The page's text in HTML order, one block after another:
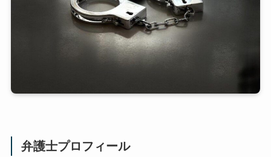
開示請求・意見照会書
弁護士プロフィール